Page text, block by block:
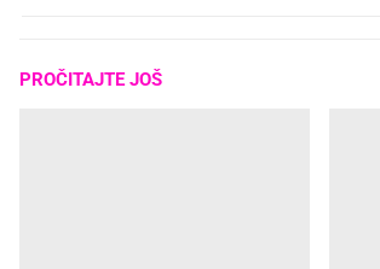
PROČITAJTE JOŠ